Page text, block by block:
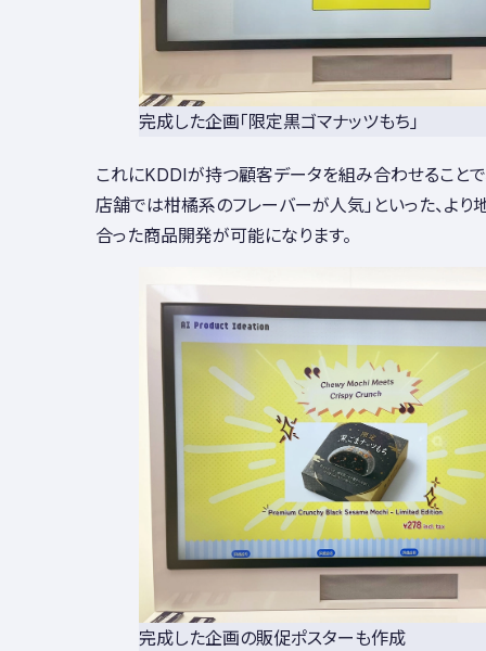
完成した企画「限定黒ゴマナッツもち」
これにKDDIが持つ顧客データを組み合わせることで
店舗では柑橘系のフレーバーが人気」といった、よ
合った商品開発が可能になります。
完成した企画の販促ポスターも作成